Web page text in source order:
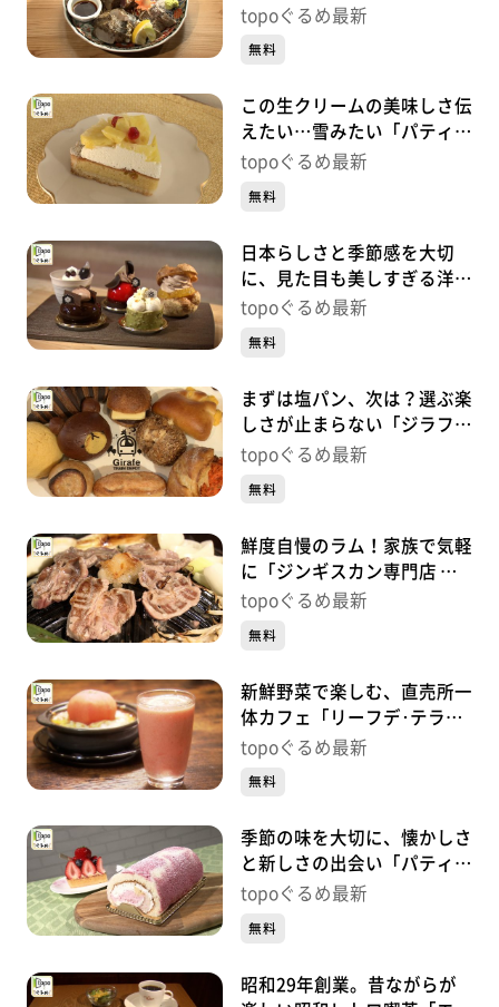
「酒場 美々」（青葉区中
topoぐるめ最新
無料
この生クリームの美味しさ伝
えたい…雪みたい「パティス
リーネージュ」（若林区荒
topoぐるめ最新
無料
日本らしさと季節感を大切
に、見た目も美しすぎる洋菓
子「九二四四」（青葉区二日
topoぐるめ最新
無料
まずは塩パン、次は？選ぶ楽
しさが止まらない「ジラフ
トレイン デポ」（太白区富
topoぐるめ最新
無料
鮮度自慢のラム！家族で気軽
に「ジンギスカン専門店 仙
羊 西多賀店」（太白区西多
topoぐるめ最新
無料
新鮮野菜で楽しむ、直売所一
体カフェ「リーフデ･テラ
ス」（石巻市北上町橋浦北釜
topoぐるめ最新
無料
季節の味を大切に、懐かしさ
と新しさの出会い「パティス
リーアズロール」（太白区泉
topoぐるめ最新
無料
昭和29年創業。昔ながらが